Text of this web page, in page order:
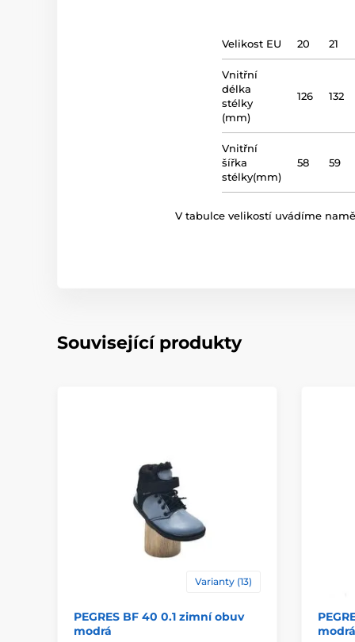
Velikost EU 20 21
Vnitřní
délka
stélky
(mm)
126 132
Vnitřní
šířka
stélky(mm)
58 59
V tabulce velikostí uvádíme
Související produkty
Varianty (13)
PEGRES BF 40 0.1 zimní obuv
modrá
modrá